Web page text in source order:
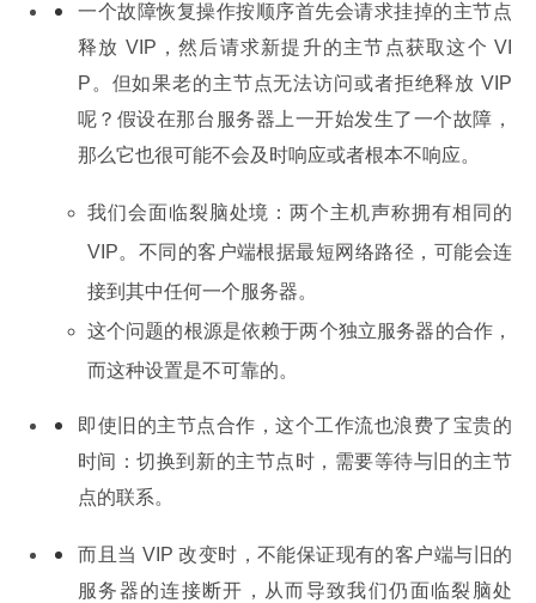
一个故障恢复操作按顺序首先会请求挂掉的主节点
释放 VIP，然后请求新提升的主节点获取这个 VI
P。但如果老的主节点无法访问或者拒绝释放 VIP
呢？假设在那台服务器上一开始发生了一个故障，
那么它也很可能不会及时响应或者根本不响应。
我们会面临裂脑处境：两个主机声称拥有相同的
VIP。不同的客户端根据最短网络路径，可能会连
接到其中任何一个服务器。
这个问题的根源是依赖于两个独立服务器的合作，
而这种设置是不可靠的。
即使旧的主节点合作，这个工作流也浪费了宝贵的
时间：切换到新的主节点时，需要等待与旧的主节
点的联系。
而且当 VIP 改变时，不能保证现有的客户端与旧的
服务器的连接断开，从而导致我们仍面临裂脑处